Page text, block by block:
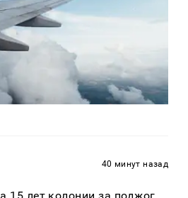
40 минут назад